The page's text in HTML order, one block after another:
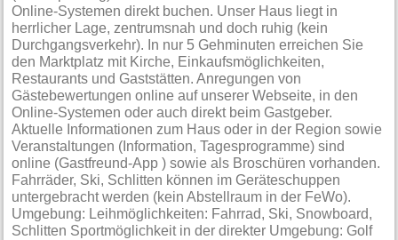
Online-Systemen direkt buchen. Unser Haus liegt in
herrlicher Lage, zentrumsnah und doch ruhig (kein
Durchgangsverkehr). In nur 5 Gehminuten erreichen Sie
den Marktplatz mit Kirche, Einkaufsmöglichkeiten,
Restaurants und Gaststätten. Anregungen von
Gästebewertungen online auf unserer Webseite, in den
Online-Systemen oder auch direkt beim Gastgeber.
Aktuelle Informationen zum Haus oder in der Region sowie
Veranstaltungen (Information, Tagesprogramme) sind
online (Gastfreund-App ) sowie als Broschüren vorhanden.
Fahrräder, Ski, Schlitten können im Geräteschuppen
untergebracht werden (kein Abstellraum in der FeWo).
Umgebung: Leihmöglichkeiten: Fahrrad, Ski, Snowboard,
Schlitten Sportmöglichkeit in der direkter Umgebung: Golf